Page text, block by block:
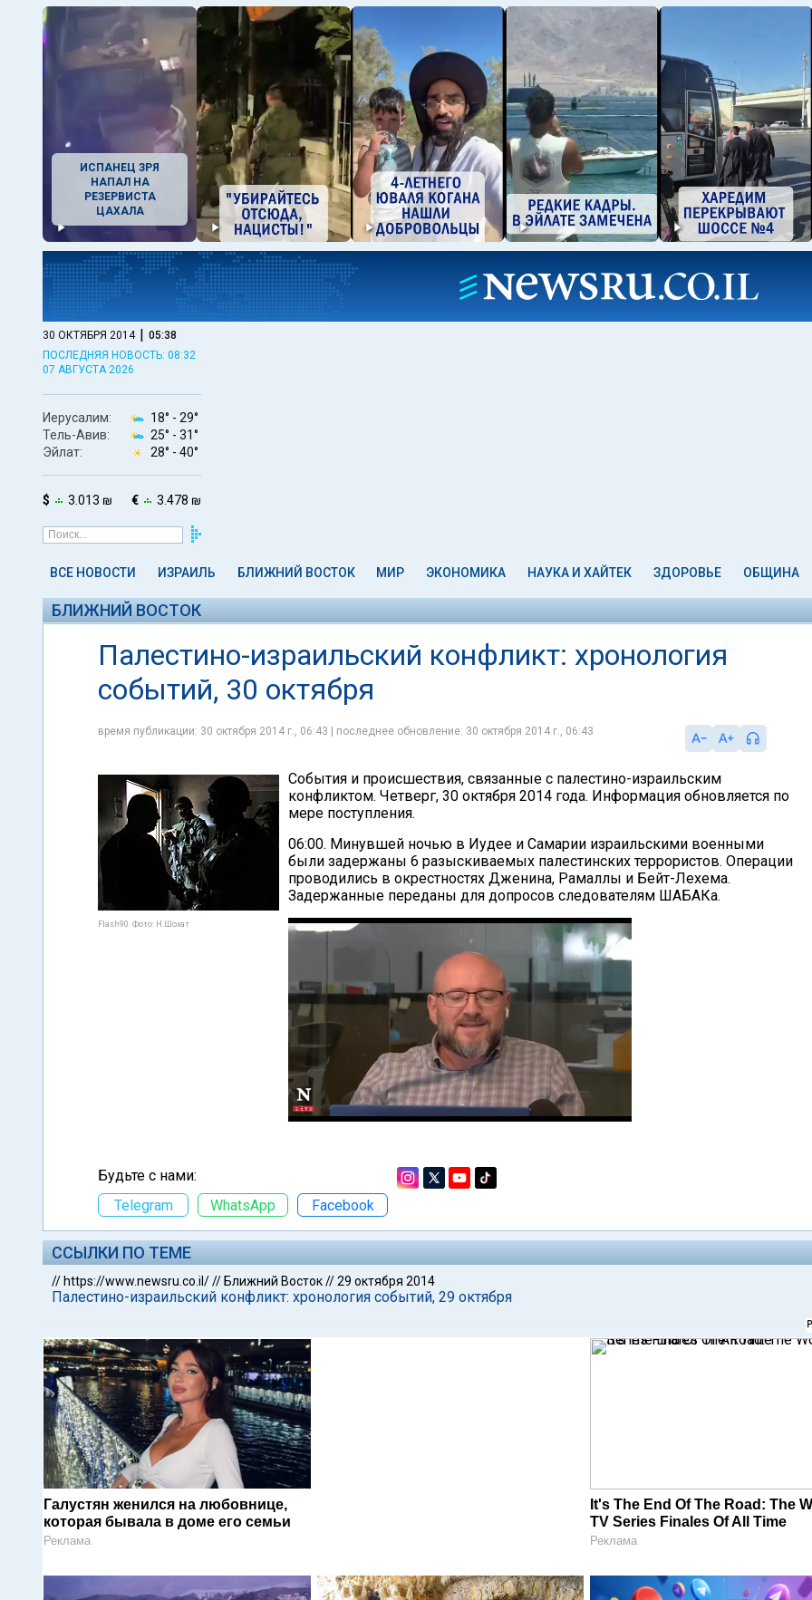
ИСПАНЕЦ ЗРЯ
НАПАЛ НА
РЕЗЕРВИСТА
ЦАХАЛА
30 ОКТЯБРЯ 2014 | 05:38
ПОСЛЕДНЯЯ НОВОСТЬ: 08:32
07 АВГУСТА 2026
Иерусалим: 18° - 29°
Тель-Авив:
25° - 31°
Эйлат:
28° - 40°
$ 3.013 ₪ € 3.478 ₪
ВСЕ НОВОСТИ ИЗРАИЛЬ БЛИЖНИЙ ВОСТОК МИР ЭКОНОМИКА НАУКА И ХАЙТЕК ЗДОРОВЬЕ ОБЩИНА
БЛИЖНИЙ ВОСТОК
Палестино-израильский конфликт: хронология
событий, 30 октября
время публикации: 30 октября 2014 г., 06:43 | последнее обновление: 30 октября 2014 г., 06:43
Flash90. Фото: Н.Шохат
События и происшествия, связанные с палестино-израильским
конфликтом. Четверг, 30 октября 2014 года. Информация обновляется по
мере поступления.
06:00. Минувшей ночью в Иудее и Самарии израильскими военными
были задержаны 6 разыскиваемых палестинских террористов. Операции
проводились в окрестностях Дженина, Рамаллы и Бейт-Лехема.
Задержанные переданы для допросов следователям ШАБАКа.
Будьте с нами:
Telegram
WhatsApp Facebook
ССЫЛКИ ПО ТЕМЕ
// https://www.newsru.co.il/// Ближний Восток//29 октября 2014
Палестино-израильский конфликт: хронология событий, 29 октября
Галустян женился на любовнице,
которая бывала в доме его семьи
Реклама
It's The End Of The Road: The
TV Series Finales Of All Time
Реклама